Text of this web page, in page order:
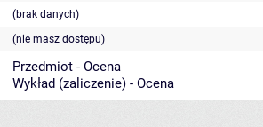
(brak danych)
(nie masz dostępu)
Przedmiot - Ocena
Wykład (zaliczenie) - Ocena